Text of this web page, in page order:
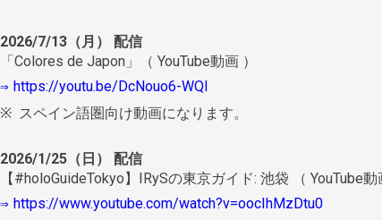
2026/7/13（月） 配信
「Colores de Japon」（ YouTube動画 ）
https://youtu.be/DcNouo6-WQI
スペイン語圏向け動画になります。
2026/1/25（日） 配信
【#holoGuideTokyo】IRySの東京ガイド: 池袋 （ YouTube動
https://www.youtube.com/watch?v=oocIhMzDtu0